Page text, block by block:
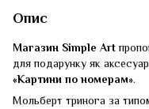
Опис
Магазин Simple Art
для подарунку як
«Картини по номерам».
Мольберт тринога за